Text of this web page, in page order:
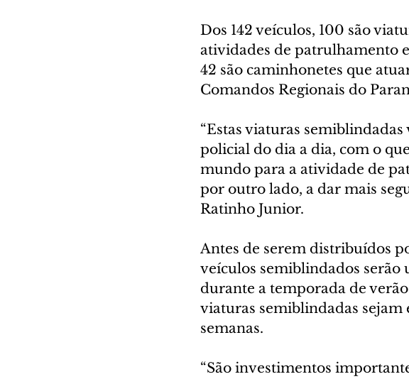
Dos 142 veículos, 100 são
atividades de patrulhamento
42 são caminhonetes que
Comandos Regionais do
“Estas viaturas
policial do dia a dia, com o
mundo para a atividade de
por outro lado, a dar mais
Ratinho Junior.
Antes de serem distribuídos
veículos semiblindados
durante a temporada de
viaturas semiblindadas
semanas.
“São investimentos